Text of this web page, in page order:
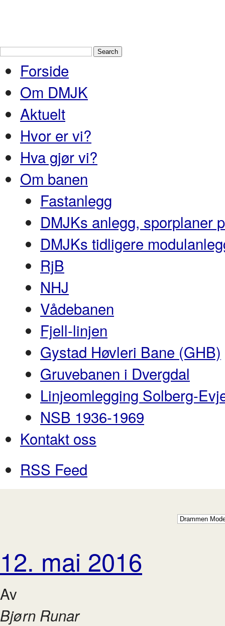
Forside
Om DMJK
Aktuelt
Hvor er vi?
Hva gjør vi?
Om banen
Fastanlegg
DMJKs anlegg, sporplaner
DMJKs tidligere
RjB
NHJ
Vådebanen
Fjell-linjen
Gystad Høvleri Bane (GHB)
Gruvebanen i Dvergdal
Linjeomlegging Solberg-
NSB 1936-1969
Kontakt oss
RSS Feed
12. mai 2016
Av
Bjørn Runar